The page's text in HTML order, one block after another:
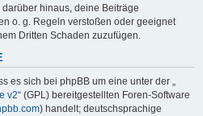
hinaus, deine Beiträge
o. g. Regeln verstoßen oder geeignet
Dritten Schaden zuzufügen.
es sich bei phpBB um eine unter der „
v2“ (GPL) bereitgestellten Foren-Software
) handelt; deutschsprachige